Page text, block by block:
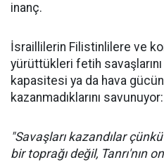
inanç.
İsraillilerin Filistinlilere ve
yürüttükleri fetih
kapasitesi ya da hava
kazanmadıklarını savunuyor:
"Savaşları kazandılar
bir toprağı değil, Tanrı'nın